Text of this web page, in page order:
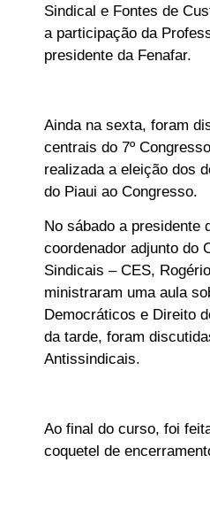
Sindical e Fontes de
a participação da
presidente da Fenafar.
Ainda na sexta, foram
centrais do 7º
realizada a eleição dos
do Piaui ao Congresso.
No sábado a presidente
coordenador adjunto do
Sindicais – CES,
ministraram uma aula
Democráticos e Direito
da tarde, foram
Antissindicais.
Ao final do curso, foi
coquetel de